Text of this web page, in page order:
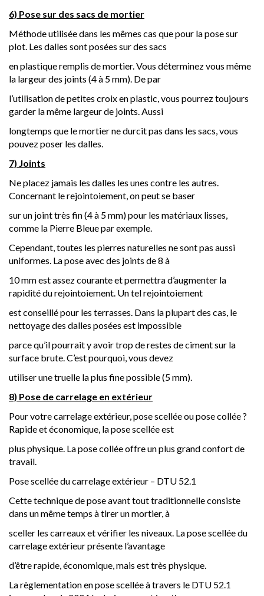
6) Pose sur des sacs de mortier
Méthode utilisée dans les mêmes cas que pour la pose sur
plot. Les dalles sont posées sur des sacs
en plastique remplis de mortier. Vous déterminez vous même
la largeur des joints (4 à 5 mm). De par
l’utilisation de petites croix en plastic, vous pourrez toujours
garder la même largeur de joints. Aussi
longtemps que le mortier ne durcit pas dans les sacs, vous
pouvez poser les dalles.
7) Joints
Ne placez jamais les dalles les unes contre les autres.
Concernant le rejointoiement, on peut se baser
sur un joint très fin (4 à 5 mm) pour les matériaux lisses,
comme la Pierre Bleue par exemple.
Cependant, toutes les pierres naturelles ne sont pas aussi
uniformes. La pose avec des joints de 8 à
10 mm est assez courante et permettra d’augmenter la
rapidité du rejointoiement. Un tel rejointoiement
est conseillé pour les terrasses. Dans la plupart des cas, le
nettoyage des dalles posées est impossible
parce qu’il pourrait y avoir trop de restes de ciment sur la
surface brute. C’est pourquoi, vous devez
utiliser une truelle la plus fine possible (5 mm).
8) Pose de carrelage en extérieur
Pour votre carrelage extérieur, pose scellée ou pose collée ?
Rapide et économique, la pose scellée est
plus physique. La pose collée offre un plus grand confort de
travail.
Pose scellée du carrelage extérieur – DTU 52.1
Cette technique de pose avant tout traditionnelle consiste
dans un même temps à tirer un mortier, à
sceller les carreaux et vérifier les niveaux. La pose scellée du
carrelage extérieur présente l’avantage
d’être rapide, économique, mais est très physique.
La règlementation en pose scellée à travers le DTU 52.1